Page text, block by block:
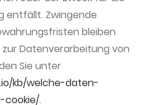
entfällt. Zwingende
bleiben
Datenverarbeitung von
Sie unter
kb/welche-daten-
cookie/.